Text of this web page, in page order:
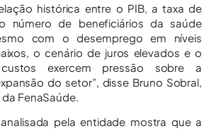
histórica entre o PIB, a taxa de
número de beneficiários da saúde
com o desemprego em níveis
o cenário de juros elevados e o
exercem pressão sobre a
do setor”, disse Bruno Sobral,
FenaSaúde.
pela entidade mostra que a